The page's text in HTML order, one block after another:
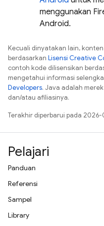
menggunakan
Android.
Kecuali dinyatakan lain,
berdasarkan Lisensi Creative
contoh kode dilisensikan
mengetahui informasi
Developers. Java adalah
dan/atau afiliasinya.
Terakhir diperbarui pada 2026-
Pelajari
Panduan
Referensi
Sampel
Library